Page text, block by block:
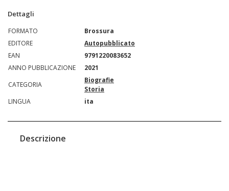
Dettagli
FORMATO
Brossura
EDITORE
Autopubblicato
EAN
9791220083652
ANNO PUBBLICAZIONE
2021
CATEGORIA
Biografie
Storia
LINGUA
ita
Descrizione